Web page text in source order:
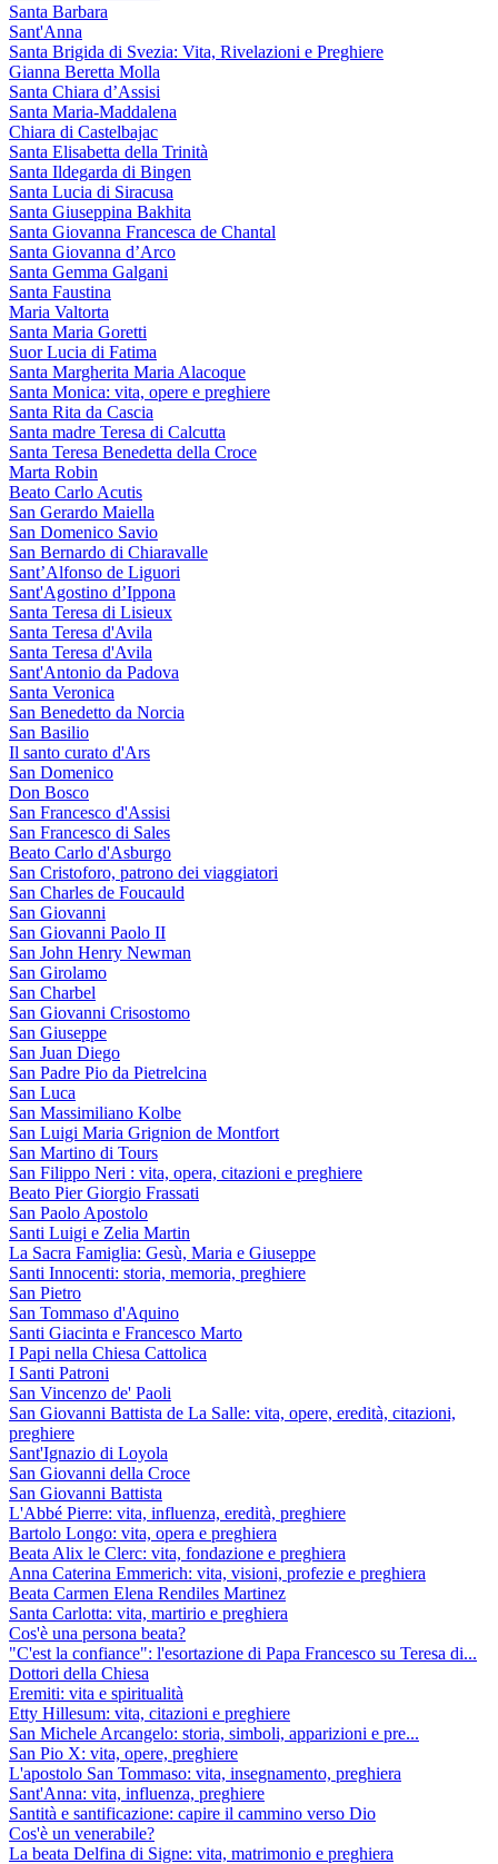
Santa Barbara
Sant'Anna
Santa Brigida di Svezia: Vita, Rivelazioni e Preghiere
Gianna Beretta Molla
Santa Chiara d’Assisi
Santa Maria-Maddalena
Chiara di Castelbajac
Santa Elisabetta della Trinità
Santa Ildegarda di Bingen
Santa Lucia di Siracusa
Santa Giuseppina Bakhita
Santa Giovanna Francesca de Chantal
Santa Giovanna d’Arco
Santa Gemma Galgani
Santa Faustina
Maria Valtorta
Santa Maria Goretti
Suor Lucia di Fatima
Santa Margherita Maria Alacoque
Santa Monica: vita, opere e preghiere
Santa Rita da Cascia
Santa madre Teresa di Calcutta
Santa Teresa Benedetta della Croce
Marta Robin
Beato Carlo Acutis
San Gerardo Maiella
San Domenico Savio
San Bernardo di Chiaravalle
Sant’Alfonso de Liguori
Sant'Agostino d’Ippona
Santa Teresa di Lisieux
Santa Teresa d'Avila
Santa Teresa d'Avila
Sant'Antonio da Padova
Santa Veronica
San Benedetto da Norcia
San Basilio
Il santo curato d'Ars
San Domenico
Don Bosco
San Francesco d'Assisi
San Francesco di Sales
Beato Carlo d'Asburgo
San Cristoforo, patrono dei viaggiatori
San Charles de Foucauld
San Giovanni
San Giovanni Paolo II
San John Henry Newman
San Girolamo
San Charbel
San Giovanni Crisostomo
San Giuseppe
San Juan Diego
San Padre Pio da Pietrelcina
San Luca
San Massimiliano Kolbe
San Luigi Maria Grignion de Montfort
San Martino di Tours
San Filippo Neri : vita, opera, citazioni e preghiere
Beato Pier Giorgio Frassati
San Paolo Apostolo
Santi Luigi e Zelia Martin
La Sacra Famiglia: Gesù, Maria e Giuseppe
Santi Innocenti: storia, memoria, preghiere
San Pietro
San Tommaso d'Aquino
Santi Giacinta e Francesco Marto
I Papi nella Chiesa Cattolica
I Santi Patroni
San Vincenzo de' Paoli
San Giovanni Battista de La Salle: vita, opere, eredità, citazioni,
preghiere
Sant'Ignazio di Loyola
San Giovanni della Croce
San Giovanni Battista
L'Abbé Pierre: vita, influenza, eredità, preghiere
Bartolo Longo: vita, opera e preghiera
Beata Alix le Clerc: vita, fondazione e preghiera
Anna Caterina Emmerich: vita, visioni, profezie e preghiera
Beata Carmen Elena Rendiles Martinez
Santa Carlotta: vita, martirio e preghiera
Cos'è una persona beata?
"C'est la confiance": l'esortazione di Papa Francesco su Teresa di...
Dottori della Chiesa
Eremiti: vita e spiritualità
Etty Hillesum: vita, citazioni e preghiere
San Michele Arcangelo: storia, simboli, apparizioni e pre...
San Pio X: vita, opere, preghiere
L'apostolo San Tommaso: vita, insegnamento, preghiera
Sant'Anna: vita, influenza, preghiere
Santità e santificazione: capire il cammino verso Dio
Cos'è un venerabile?
La beata Delfina di Signe: vita, matrimonio e preghiera